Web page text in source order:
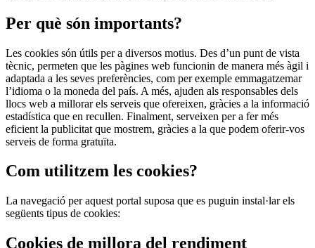
Per què són importants?
Les cookies són útils per a diversos motius. Des d’un punt de vista
tècnic, permeten que les pàgines web funcionin de manera més àgil i
adaptada a les seves preferències, com per exemple emmagatzemar
l’idioma o la moneda del país. A més, ajuden als responsables dels
llocs web a millorar els serveis que ofereixen, gràcies a la informació
estadística que en recullen. Finalment, serveixen per a fer més
eficient la publicitat que mostrem, gràcies a la que podem oferir-vos
serveis de forma gratuïta.
Com utilitzem les cookies?
La navegació per aquest portal suposa que es puguin instal·lar els
següents tipus de cookies:
Cookies de millora del rendiment